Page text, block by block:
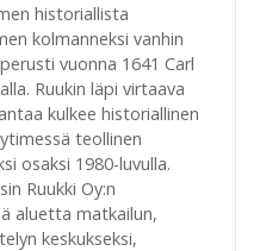
historiallista
kolmanneksi vanhin
vuonna 1641 Carl
Ruukin läpi virtaava
kulkee historiallinen
teollinen
osaksi 1980-luvulla.
Ruukki Oy:n
aluetta matkailun,
keskukseksi,